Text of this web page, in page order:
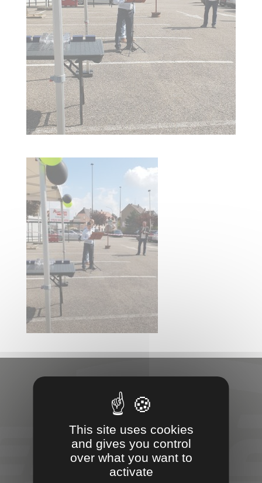
VOTRE
PARTENAIRE
SPORT &
This site uses cookies
and gives you control
over what you want to
activate